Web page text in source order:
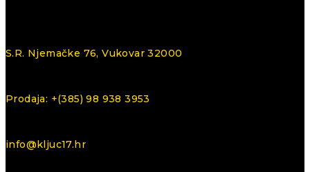
S.R. Njemačke 76, Vukovar 32000
Prodaja: +(385) 98 938 3953
info@kljuc17.hr